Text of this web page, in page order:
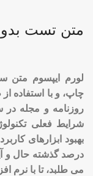
متن تست
لورم ایپسوم متن
چاپ، و با استفاده
روزنامه و مجله
شرایط فعلی
بهبود ابزارهای
درصد گذشته حال و
می طلبد، تا با نرم